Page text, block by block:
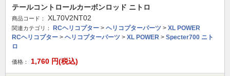
テールコントロールカーボンロッド ニトロ
商品コード： XL70V2NT02
関連カテゴリ： RCヘリコプター > ヘリコプターパーツ > XL POWER
RCヘリコプター > ヘリコプターパーツ > XL POWER > Specter700 ニト
ロ
価格： 1,760 円(税込)